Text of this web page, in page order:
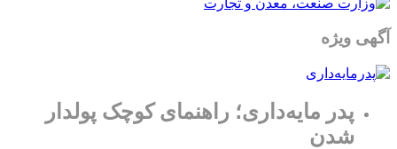
آگهی ویژه
پدر مایه‌داری؛ راهنمای کوچک پولدار
شدن